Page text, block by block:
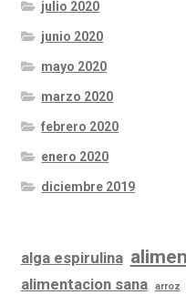
julio 2020
junio 2020
mayo 2020
marzo 2020
febrero 2020
enero 2020
diciembre 2019
alga espirulina
alimentacion sana arroz